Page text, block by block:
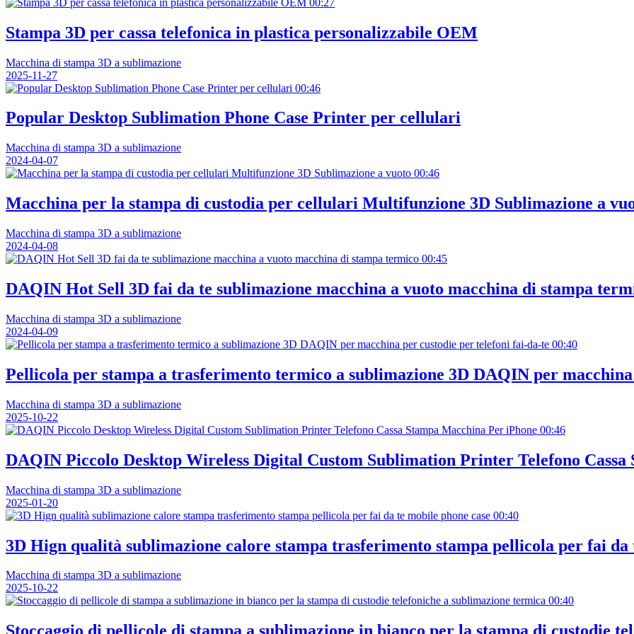
Stampa 3D per cassa telefonica in plastica personalizzabile OEM
Macchina di stampa 3D a sublimazione
2025-11-27
00:46
Popular Desktop Sublimation Phone Case Printer per cellulari
Macchina di stampa 3D a sublimazione
2024-04-07
00:46
Macchina per la stampa di custodia per cellulari Multifunzione 3D Sublimazione a
Macchina di stampa 3D a sublimazione
2024-04-08
00:45
DAQIN Hot Sell 3D fai da te sublimazione macchina a vuoto macchina di stampa
Macchina di stampa 3D a sublimazione
2024-04-09
00:40
Pellicola per stampa a trasferimento termico a sublimazione 3D DAQIN per
Macchina di stampa 3D a sublimazione
2025-10-22
00:46
DAQIN Piccolo Desktop Wireless Digital Custom Sublimation Printer Telefono Cassa
Macchina di stampa 3D a sublimazione
2025-01-20
00:40
3D Hign qualità sublimazione calore stampa trasferimento stampa pellicola per fai da
Macchina di stampa 3D a sublimazione
2025-10-22
00:40